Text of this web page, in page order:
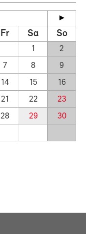
Fr Sa So
1
2
7 8
9
14 15
16
21 22
23
28 29
30